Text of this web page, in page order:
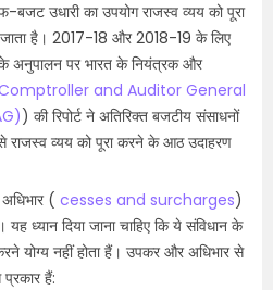
उधारी का उपयोग राजस्व व्यय को पूरा
है। 2017-18 और 2018-19 के लिए
अनुपालन पर भारत के नियंत्रक और
and Auditor General
) की रिपोर्ट ने अतिरिक्त बजटीय संसाधनों
राजस्व व्यय को पूरा करने के आठ उदाहरण
( cesses and surcharges)
यह ध्यान दिया जाना चाहिए कि ये संविधान के
योग्य नहीं होता हैं। उपकर और अधिभार से
हैं: